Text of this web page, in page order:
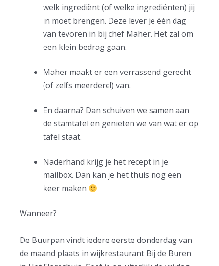
welk ingrediënt (of welke ingrediënten) jij
in moet brengen. Deze lever je één dag
van tevoren in bij chef Maher. Het zal om
een klein bedrag gaan.
Maher maakt er een verrassend gerecht
(of zelfs meerdere!) van.
En daarna? Dan schuiven we samen aan
de stamtafel en genieten we van wat er op
tafel staat.
Naderhand krijg je het recept in je
mailbox. Dan kan je het thuis nog een
keer maken
Wanneer?
De Buurpan vindt iedere eerste donderdag van
de maand plaats in wijkrestaurant Bij de Buren